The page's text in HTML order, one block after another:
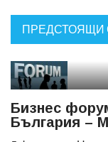
ПРЕДСТОЯЩИ
Бизнес
България –